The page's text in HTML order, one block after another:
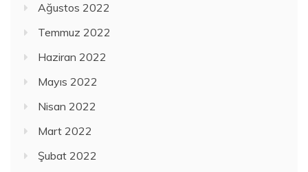
Ağustos 2022
Temmuz 2022
Haziran 2022
Mayıs 2022
Nisan 2022
Mart 2022
Şubat 2022